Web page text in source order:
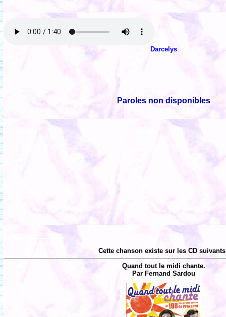
Darcelys
Paroles non disponibles
Cette chanson existe sur les CD
Quand tout le midi chante.
Par Fernand Sardou